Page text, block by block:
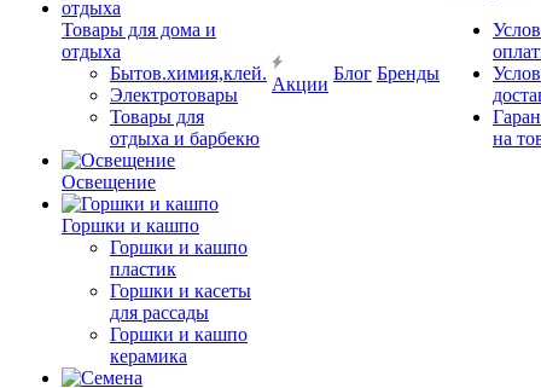
Товары для дома и
отдыха
Бытов.химия,клей.
Электротовары
Товары для
отдыха и барбекю
Освещение
Горшки и кашпо
Горшки и кашпо
пластик
Горшки и касеты
для рассады
Горшки и кашпо
керамика
Акции
Блог Бренды
на